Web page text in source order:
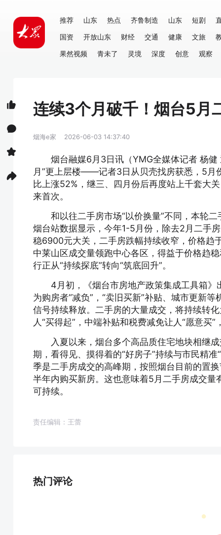
推荐 山东 热点 齐鲁制造 山东 短剧
国资
开放山东 财经 交通 健康 文旅
果然视频
青未了 灵境 深度 创意 观察
连续3个月破千！烟台5月
烟海e家 2026-06-03 14:37:40
烟台融媒6月3日讯（YMG全媒体记者 杨健
月”更上层楼——记者3日从贝壳找房获悉，5月
比上涨52%，继三、四月份后再度站上千套大
来首次。
和以往二手房市场“以价换量”不同，本轮
烟台站数据显示，今年1-5月份，除去2月二手
稳6900元大关，二手房跌幅持续收窄，价格趋
中莱山区成交量领跑中心各区，得益于价格趋
行正从“持续探底”转向“筑底回升”。
4月初，《烟台市房地产政策集成工具箱
为购房者“减负”，“卖旧买新”补贴、城市更新
信号持续释放。二手房的大量成交，将持续转
人“买得起”，中端补贴和税费减免让人“愿意买
入夏以来，烟台多个高品质住宅地块相继
期，看得见、摸得着的“好房子”持续与市民精
季是二手房成交的高峰期，按照烟台目前的置
半年内购买新房。这也意味着5月二手房成交
可持续。
责任编辑：王蕾
热门评论